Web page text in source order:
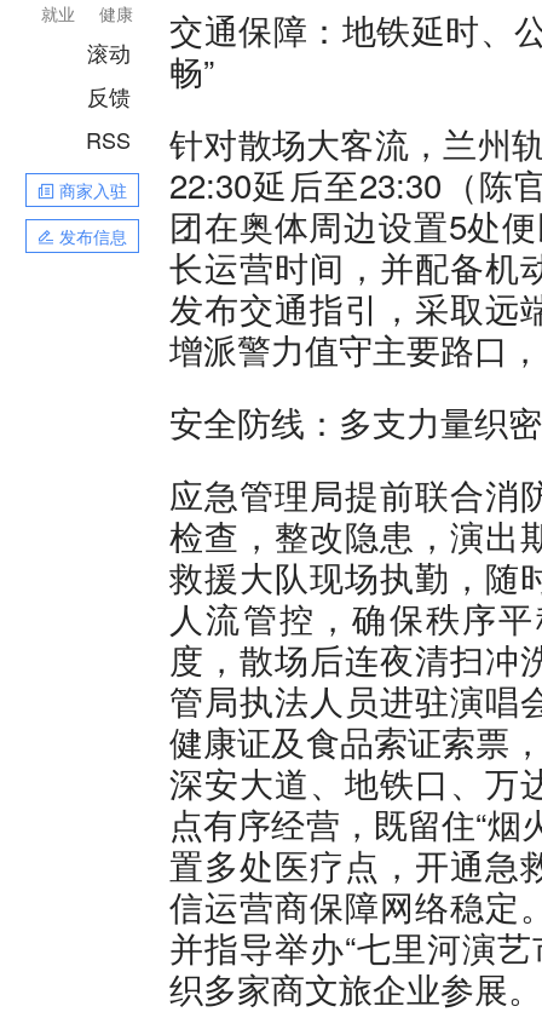
健康
就业
滚动
反馈
RSS
商家入驻
发布信息
交通保障：地铁延时、
畅”
针对散场大客流，兰州
22:30延后至23:30（陈
团在奥体周边设置5处
长运营时间，并配备机
发布交通指引，采取远
增派警力值守主要路口
安全防线：多支力量织
应急管理局提前联合消
检查，整改隐患，演出
救援大队现场执勤，随
人流管控，确保秩序
度，散场后连夜清扫冲
管局执法人员进驻演唱
健康证及食品索证索票
深安大道、地铁口、万
点有序经营，既留住“烟
置多处医疗点，开通急
信运营商保障网络稳定
并指导举办“七里河演
织多家商文旅企业参展。